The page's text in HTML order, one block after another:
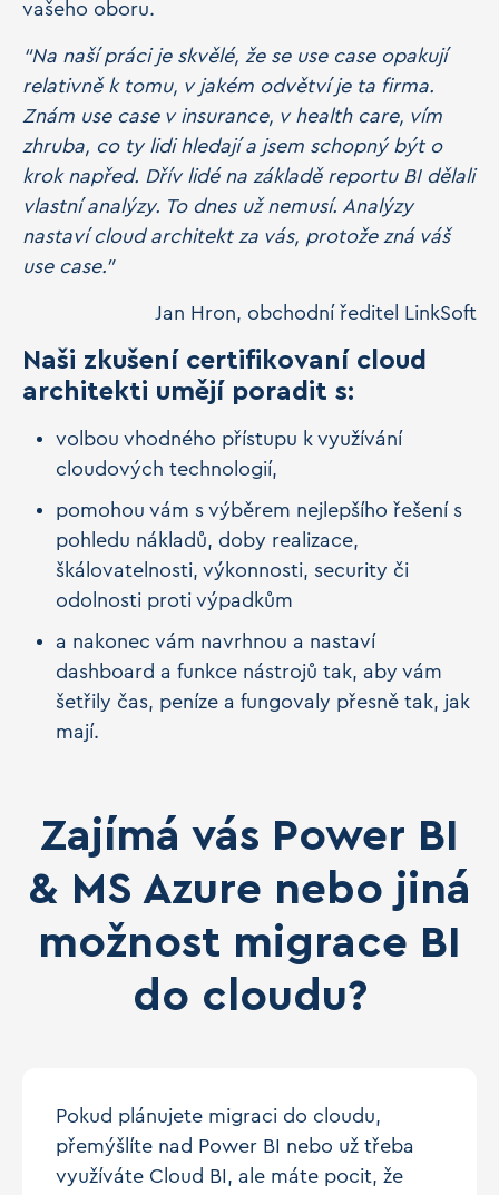
vašeho oboru.
“Na naší práci je skvělé, že se use case opakují
relativně k tomu, v jakém odvětví je ta firma.
Znám use case v insurance, v health care, vím
zhruba, co ty lidi hledají a jsem schopný být o
krok napřed. Dřív lidé na základě reportu BI dělali
vlastní analýzy. To dnes už nemusí. Analýzy
nastaví cloud architekt za vás, protože zná váš
use case.”
Jan Hron, obchodní ředitel LinkSoft
Naši zkušení certifikovaní cloud
architekti umějí poradit s:
volbou vhodného přístupu k využívání
cloudových technologií,
pomohou vám s výběrem nejlepšího řešení s
pohledu nákladů, doby realizace,
škálovatelnosti, výkonnosti, security či
odolnosti proti výpadkům
a nakonec vám navrhnou a nastaví
dashboard a funkce nástrojů tak, aby vám
šetřily čas, peníze a fungovaly přesně tak, jak
mají.
Zajímá vás Power BI
& MS Azure nebo jiná
možnost migrace BI
do cloudu?
Pokud plánujete migraci do cloudu,
přemýšlíte nad Power BI nebo už třeba
využíváte Cloud BI, ale máte pocit, že